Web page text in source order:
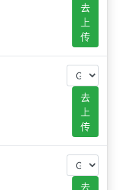
去
上
传
去
上
传
去